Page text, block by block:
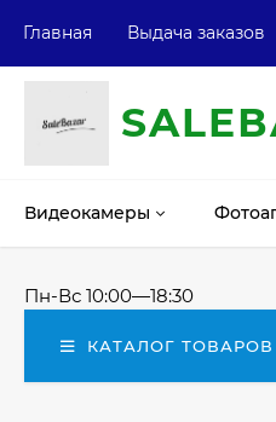
Главная Выдача заказов
SALE
Видеокамеры
Пн-Вс 10:00—18:30
КАТАЛОГ ТОВАРОВ